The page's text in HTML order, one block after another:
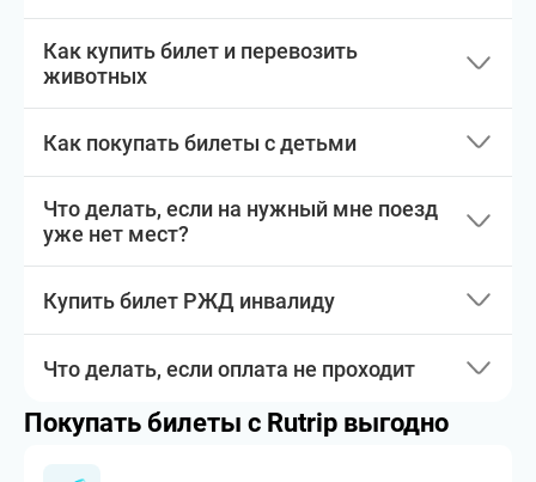
Как купить билет и перевозить
животных
Как покупать билеты с детьми
Что делать, если на нужный мне поезд
уже нет мест?
Купить билет РЖД инвалиду
Что делать, если оплата не проходит
Покупать билеты с Rutrip выгодно